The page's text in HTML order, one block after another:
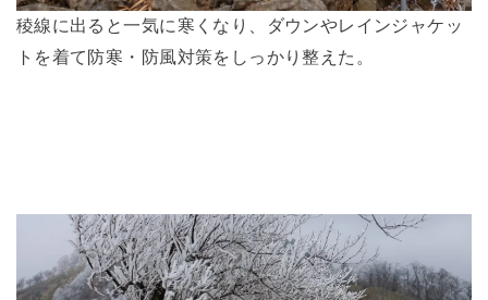
稜線に出ると一気に寒くなり、ダウンやレインジャケッ
トを着て防寒・防風対策をしっかり整えた。